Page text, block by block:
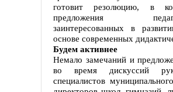
готовит резолюцию, в
предложения
заинтересованных в
основе современных
Будем активнее
Немало замечаний и
во время дискуссий
специалистов